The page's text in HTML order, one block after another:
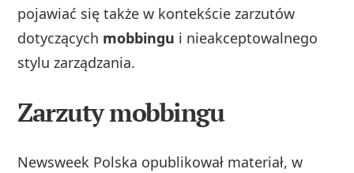
pojawiać się także w kontekście zarzutów
dotyczących mobbingu i nieakceptowalnego
stylu zarządzania.
Zarzuty mobbingu
Newsweek Polska opublikował materiał, w